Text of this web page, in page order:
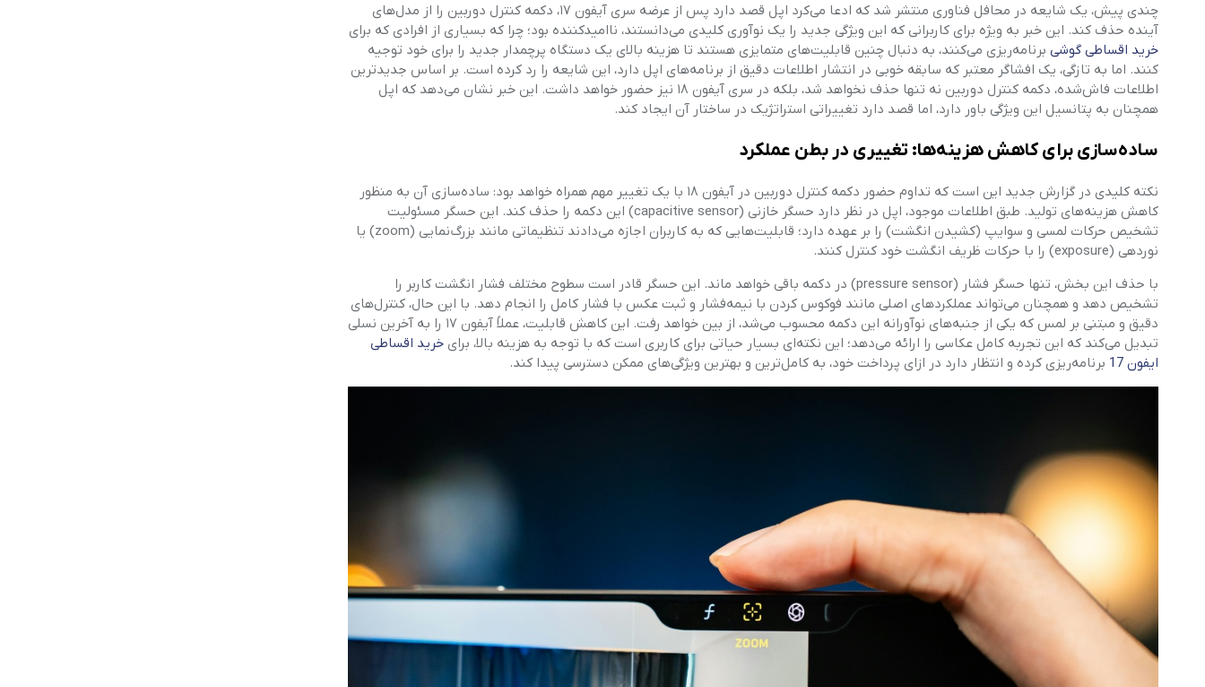
مایکروویو
مخلوط کن
چندی پیش، یک شایعه در محافل فناوری منتشر شد که ادعا می‌کرد اپل قصد دارد پس از عرضه سری آیفون ۱۷، دکمه کنترل دوربین را از مدل‌های
آینده حذف کند. این خبر به ویژه برای کاربرانی که این ویژگی جدید را یک نوآوری کلیدی می‌دانستند، ناامیدکننده بود؛ چرا که بسیاری از افرادی که برای
خرید اقساطی گوشیبرنامه‌ریزی می‌کنند، به دنبال چنین قابلیت‌های متمایزی هستند تا هزینه بالای یک دستگاه پرچمدار جدید را برای خود توجیه
کنند. اما به تازگی، یک افشاگر معتبر که سابقه خوبی در انتشار اطلاعات دقیق از برنامه‌های اپل دارد، این شایعه را رد کرده است. بر اساس جدیدترین
اطلاعات فاش‌شده، دکمه کنترل دوربین نه تنها حذف نخواهد شد، بلکه در سری آیفون ۱۸ نیز حضور خواهد داشت. این خبر نشان می‌دهد که اپل
همچنان به پتانسیل این ویژگی باور دارد، اما قصد دارد تغییراتی استراتژیک در ساختار آن ایجاد کند.
ساده‌سازی برای کاهش هزینه‌ها: تغییری در بطن عملکرد
نکته کلیدی در گزارش جدید این است که تداوم حضور دکمه کنترل دوربین در آیفون ۱۸ با یک تغییر مهم همراه خواهد بود: ساده‌سازی آن به منظور
کاهش هزینه‌های تولید. طبق اطلاعات موجود، اپل در نظر دارد حسگر خازنی (capacitive sensor) این دکمه را حذف کند. این حسگر مسئولیت
تشخیص حرکات لمسی و سوایپ (کشیدن انگشت) را بر عهده دارد؛ قابلیت‌هایی که به کاربران اجازه می‌دادند تنظیماتی مانند بزرگ‌نمایی (zoom) یا
نوردهی (exposure) را با حرکات ظریف انگشت خود کنترل کنند.
با حذف این بخش، تنها حسگر فشار (pressure sensor) در دکمه باقی خواهد ماند. این حسگر قادر است سطوح مختلف فشار انگشت کاربر را
تشخیص دهد و همچنان می‌تواند عملکردهای اصلی مانند فوکوس کردن با نیمه‌فشار و ثبت عکس با فشار کامل را انجام دهد. با این حال، کنترل‌های
دقیق و مبتنی بر لمس که یکی از جنبه‌های نوآورانه این دکمه محسوب می‌شد، از بین خواهد رفت. این کاهش قابلیت، عملاً آیفون ۱۷ را به آخرین نسلی
تبدیل می‌کند که این تجربه کامل عکاسی را ارائه می‌دهد؛ این نکته‌ای بسیار حیاتی برای کاربری است که با توجه به هزینه بالا، برای خرید اقساطی
ایفون 17
برنامه‌ریزی کرده و انتظار دارد در ازای پرداخت خود، به کامل‌ترین و بهترین ویژگی‌های ممکن دسترسی پیدا کند.